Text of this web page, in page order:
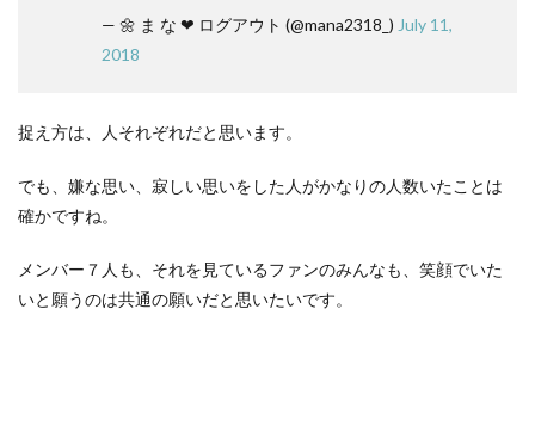
— 🌼 ま な ❤ ログアウト (@mana2318_) July 11,
2018
捉え方は、人それぞれだと思います。
でも、嫌な思い、寂しい思いをした人がかなりの人数いたことは
確かですね。
メンバー７人も、それを見ているファンのみんなも、笑顔でいた
いと願うのは共通の願いだと思いたいです。